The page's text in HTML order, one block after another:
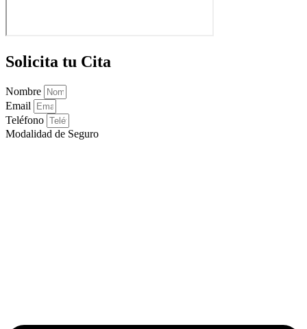
Solicita tu Cita
Nombre
Email
Teléfono
Modalidad de Seguro